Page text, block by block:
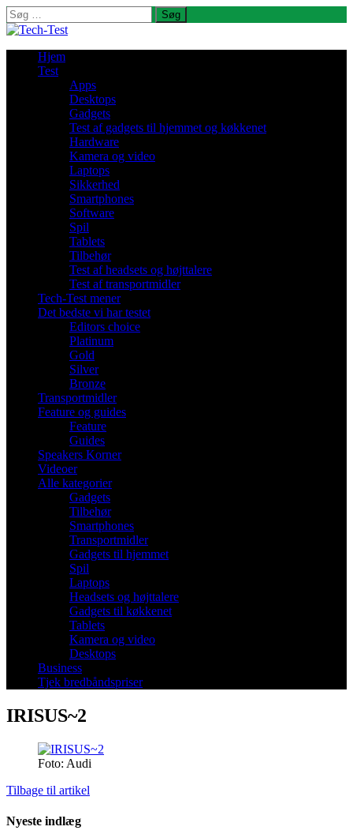
Søg
efter:
Hjem
Test
Apps
Desktops
Gadgets
Test af gadgets til hjemmet og køkkenet
Hardware
Kamera og video
Laptops
Sikkerhed
Smartphones
Software
Spil
Tablets
Tilbehør
Test af headsets og højttalere
Test af transportmidler
Tech-Test mener
Det bedste vi har testet
Editors choice
Platinum
Gold
Silver
Bronze
Transportmidler
Feature og guides
Feature
Guides
Speakers Korner
Videoer
Alle kategorier
Gadgets
Tilbehør
Smartphones
Transportmidler
Gadgets til hjemmet
Spil
Laptops
Headsets og højttalere
Gadgets til køkkenet
Tablets
Kamera og video
Desktops
Business
Tjek bredbåndspriser
IRISUS~2
Foto: Audi
Tilbage til artikel
Nyeste indlæg